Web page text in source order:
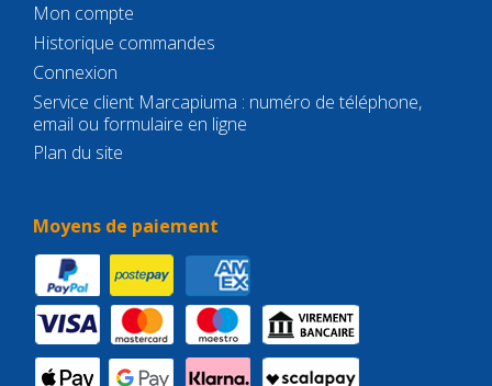
Mon compte
Historique commandes
Connexion
Service client Marcapiuma : numéro de téléphone,
email ou formulaire en ligne
Plan du site
Moyens de paiement